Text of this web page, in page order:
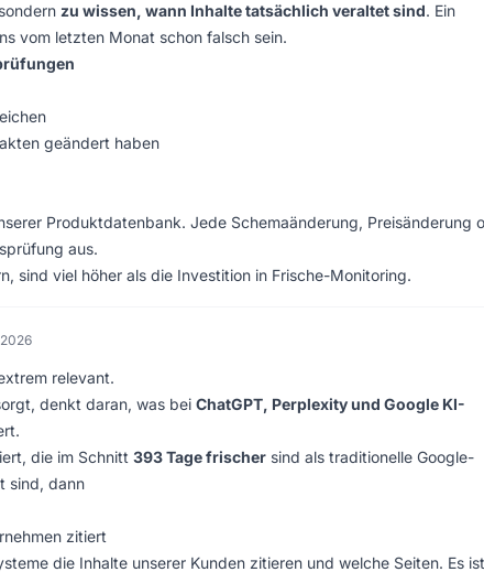
zu wissen, wann Inhalte tatsächlich veraltet sind. Ein
vom letzten Monat schon falsch sein.
geändert haben
Produktdatenbank. Jede Schemaänderung, Preisänderung
aus.
sind viel höher als die Investition in Frische-Monitoring.
relevant.
denkt daran, was bei ChatGPT, Perplexity und Google KI-
die im Schnitt 393 Tage frischer sind als traditionelle Google-
sind, dann
zitiert
die Inhalte unserer Kunden zitieren und welche Seiten. Es ist